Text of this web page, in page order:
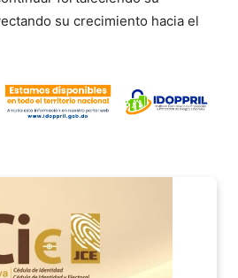
su crecimiento hacia el